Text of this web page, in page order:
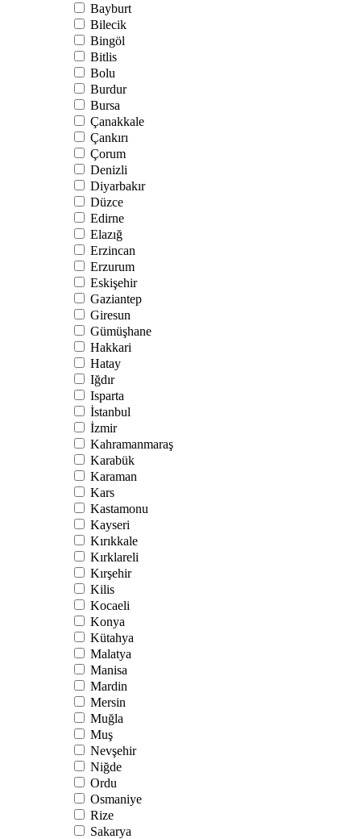
Bayburt
Bilecik
Bingöl
Bitlis
Bolu
Burdur
Bursa
Çanakkale
Çankırı
Çorum
Denizli
Diyarbakır
Düzce
Edirne
Elazığ
Erzincan
Erzurum
Eskişehir
Gaziantep
Giresun
Gümüşhane
Hakkari
Hatay
Iğdır
Isparta
İstanbul
İzmir
Kahramanmaraş
Karabük
Karaman
Kars
Kastamonu
Kayseri
Kırıkkale
Kırklareli
Kırşehir
Kilis
Kocaeli
Konya
Kütahya
Malatya
Manisa
Mardin
Mersin
Muğla
Muş
Nevşehir
Niğde
Ordu
Osmaniye
Rize
Sakarya